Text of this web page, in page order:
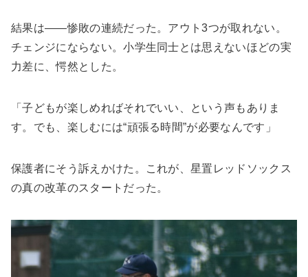
結果は――惨敗の連続だった。アウト3つが取れない。
チェンジにならない。小学生同士とは思えないほどの実
力差に、愕然とした。
「子どもが楽しめればそれでいい、という声もありま
す。でも、楽しむには“頑張る時間”が必要なんです」
保護者にそう訴えかけた。これが、星置レッドソックス
の真の改革のスタートだった。